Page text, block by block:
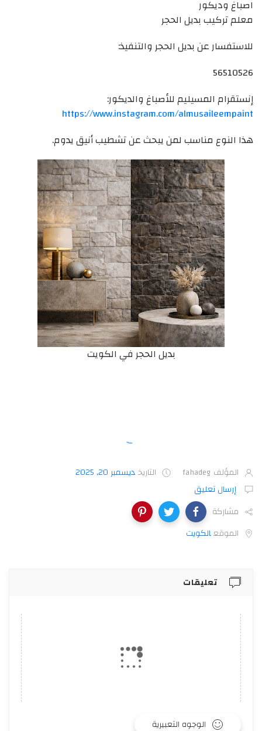
اصباغ وديكور
معلم تركيب بديل الحجر
للاستفسار عن بديل الحجر والتنفيذ:
56510526
إنستقرام المسيليم للأصباغ والديكور:
https://www.instagram.com/almusaileempaint
هذا النوع مناسب لمن يبحث عن تشطيب أنيق يدوم.
بديل الحجر في الكويت
المؤلف fahadeg التاريخديسمبر 20, 2025
إرسال تعليق
مشاركة
الموقعالكويت‎
تعليقات
الوجوه التعبيرية